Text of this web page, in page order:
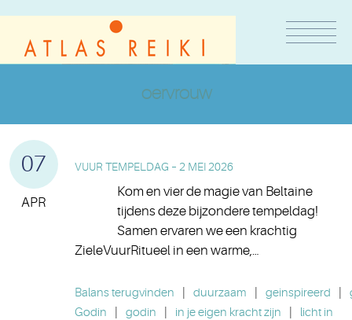
oervrouw
07
APR
VUUR TEMPELDAG – 2 MEI 2026
Kom en vier de magie van Beltaine
tijdens deze bijzondere tempeldag!
Samen ervaren we een krachtig
ZieleVuurRitueel in een warme,…
Balans terugvinden duurzaam geinspireerd
Godin
godin in je eigen kracht zijn
licht in